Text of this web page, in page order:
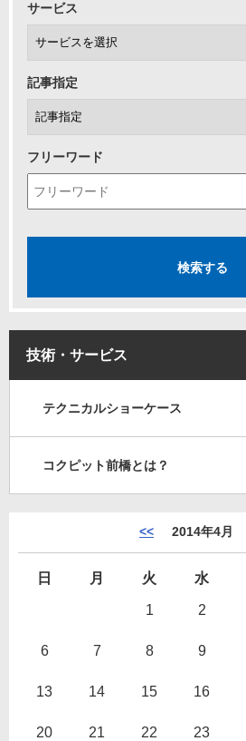
サービス
記事指定
フリーワード
技術・サービス
テクニカルショーケース
コクピット前橋とは？
<< 2014年4月
日 月 火 水
1
2
6 7 8 9
13 14 15 16
20 21 22 23